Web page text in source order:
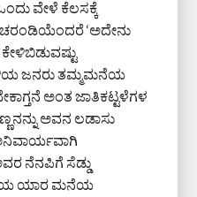
ವೇಳೆ ಕೆಲಸಕ್ಕೆ
‘ಅದೇನು
ಜನರು ತಮ್ಮಮನೆಯ
ಅಂತ ಜಾತಿಕಟ್ಟಳೆಗಳ
ಅವನ ಲಡಾಸು
ನೆನಪಿಗೆ ಸೆಡ್ಡು
ಯಾರ ಮನೆಯ